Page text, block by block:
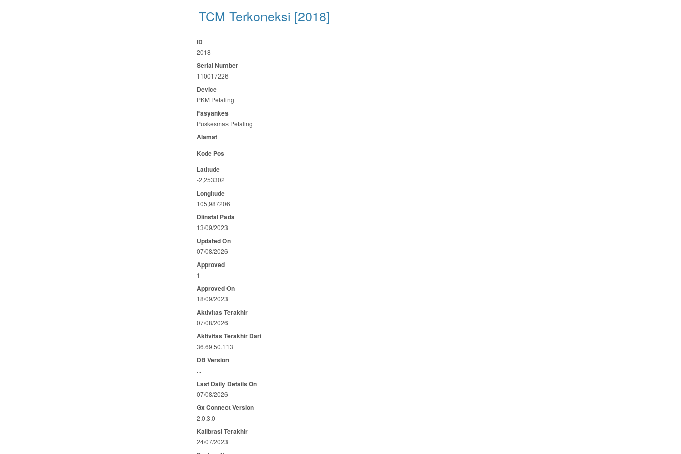
TCM Terkoneksi [2018]
ID
2018
Serial Number
110017226
Device
PKM Petaling
Fasyankes
Puskesmas Petaling
Alamat
Kode Pos
Latitude
-2,253302
Longitude
105,987206
Diinstal Pada
13/09/2023
Updated On
07/08/2026
Approved
1
Approved On
18/09/2023
Aktivitas Terakhir
07/08/2026
Aktivitas Terakhir Dari
36.69.50.113
DB Version
...
Last Daily Details On
07/08/2026
Gx Connect Version
2.0.3.0
Kalibrasi Terakhir
24/07/2023